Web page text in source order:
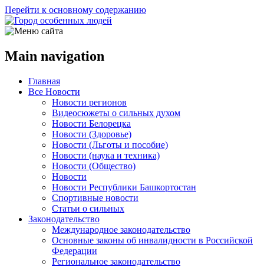
Перейти к основному содержанию
Main navigation
Главная
Все Новости
Новости регионов
Видеосюжеты о сильных духом
Новости Белорецка
Новости (Здоровье)
Новости (Льготы и пособие)
Новости (наука и техника)
Новости (Общество)
Новости
Новости Республики Башкортостан
Спортивные новости
Статьи о сильных
Законодательство
Международное законодательство
Основные законы об инвалидности в Российской
Федерации
Региональное законодательство